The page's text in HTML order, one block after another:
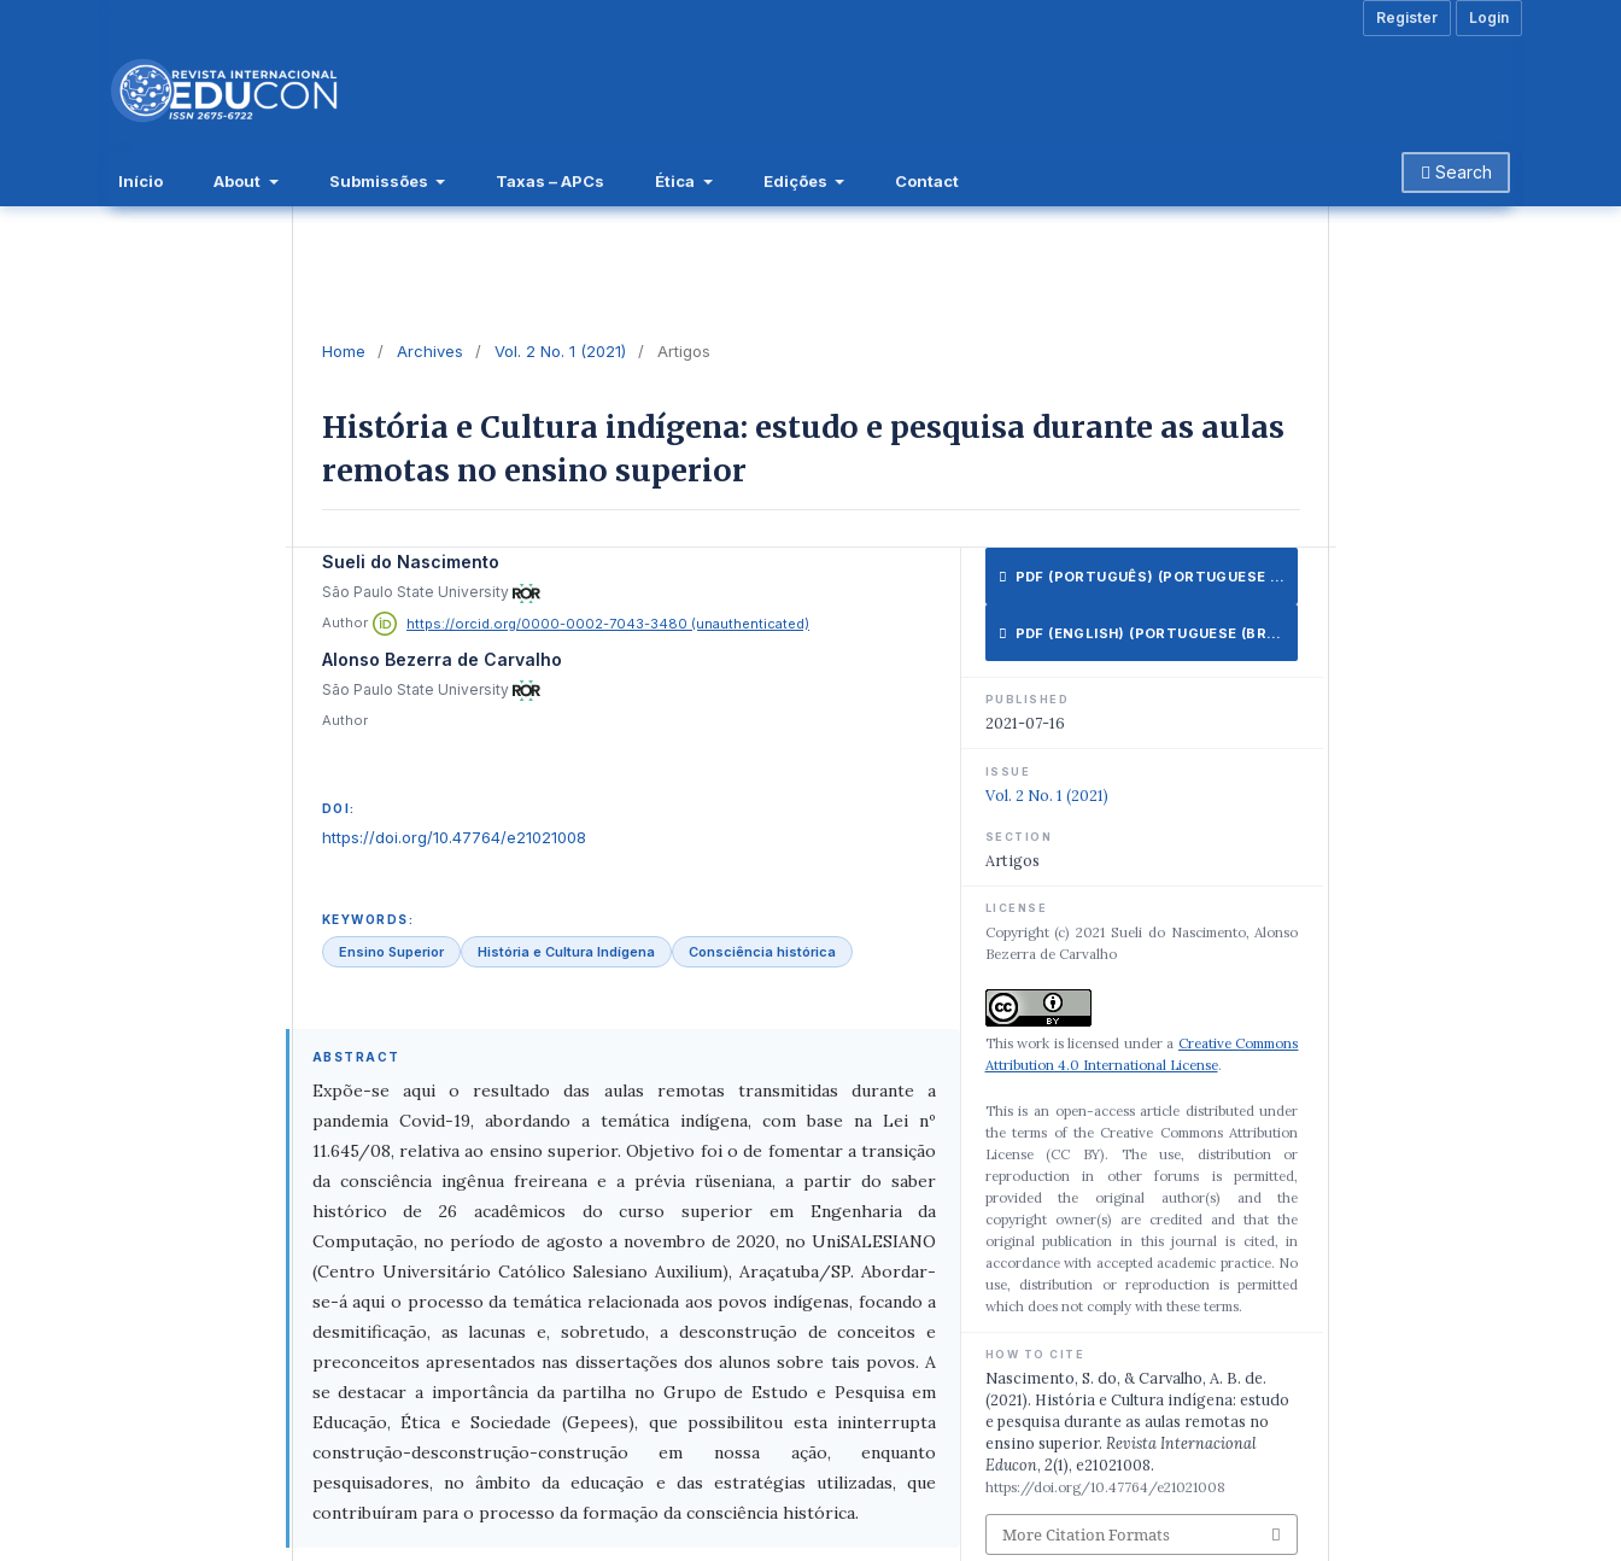
Início About Submissões Taxas – APCs Ética Edições Contact Search
Register Login
Home / Archives / Vol. 2 No. 1 (2021) / Artigos
História e Cultura indígena: estudo e pesquisa durante as aulas
remotas no ensino superior
Sueli do Nascimento
São Paulo State University
Author https://orcid.org/0000-0002-7043-3480 (unauthenticated)
Alonso Bezerra de Carvalho
São Paulo State University
Author
DOI:
https://doi.org/10.47764/e21021008
KEYWORDS:
Ensino Superior História e Cultura Indígena Consciência histórica
ABSTRACT
Expõe-se aqui o resultado das aulas remotas transmitidas durante a
pandemia Covid-19, abordando a temática indígena, com base na Lei nº
11.645/08, relativa ao ensino superior. Objetivo foi o de fomentar a transição
da consciência ingênua freireana e a prévia rüseniana, a partir do saber
histórico de 26 acadêmicos do curso superior em Engenharia da
Computação, no período de agosto a novembro de 2020, no UniSALESIANO
(Centro Universitário Católico Salesiano Auxilium), Araçatuba/SP. Abordar-
se-á aqui o processo da temática relacionada aos povos indígenas, focando a
desmitificação, as lacunas e, sobretudo, a desconstrução de conceitos e
preconceitos apresentados nas dissertações dos alunos sobre tais povos. A
se destacar a importância da partilha no Grupo de Estudo e Pesquisa em
Educação, Ética e Sociedade (Gepees), que possibilitou esta ininterrupta
construção-desconstrução-construção em nossa ação, enquanto
pesquisadores, no âmbito da educação e das estratégias utilizadas, que
contribuíram para o processo da formação da consciência histórica.
PDF (PORTUGUÊS) (PORTUGUESE (BRAZIL))
PDF (ENGLISH) (PORTUGUESE (BRAZIL))
PUBLISHED
2021-07-16
ISSUE
Vol. 2 No. 1 (2021)
SECTION
Artigos
LICENSE
Copyright (c) 2021 Sueli do Nascimento, Alonso
Bezerra de Carvalho
This work is licensed under a Creative Commons
Attribution 4.0 International License.
This is an open-access article distributed under
the terms of the Creative Commons Attribution
License (CC BY). The use, distribution or
reproduction in other forums is permitted,
provided the original author(s) and the
copyright owner(s) are credited and that the
original publication in this journal is cited, in
accordance with accepted academic practice. No
use, distribution or reproduction is permitted
which does not comply with these terms.
HOW TO CITE
Nascimento, S. do, & Carvalho, A. B. de.
(2021). História e Cultura indígena: estudo
e pesquisa durante as aulas remotas no
ensino superior. Revista Internacional
Educon, 2(1), e21021008.
https://doi.org/10.47764/e21021008
More Citation Formats